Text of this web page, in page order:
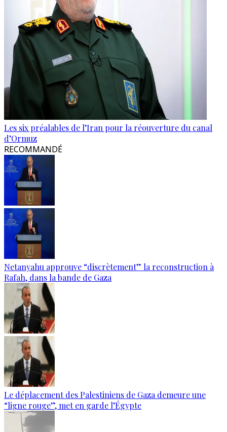
Les six préalables de l’Iran pour la réouverture du canal
d’Ormuz
RECOMMANDÉ
Netanyahu approuve “discrètement” la reconstruction à
Rafah, dans la bande de Gaza
Le déplacement des Palestiniens de Gaza demeure une
“ligne rouge”, met en garde l’Égypte